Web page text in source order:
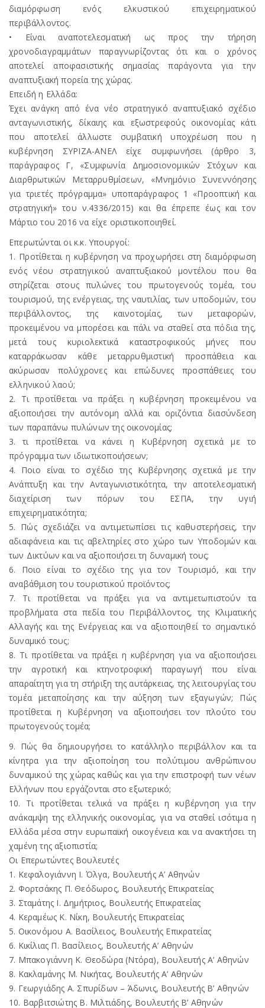
διαμόρφωση ενός ελκυστικού επιχειρηματικού
περιβάλλοντος.
• Είναι αναποτελεσματική ως προς την τήρηση
χρονοδιαγραμμάτων παραγνωρίζοντας ότι και ο χρόνος
αποτελεί αποφασιστικής σημασίας παράγοντα για την
αναπτυξιακή πορεία της χώρας.
Επειδή η Ελλάδα:
Έχει ανάγκη από ένα νέο στρατηγικό αναπτυξιακό σχέδιο
ανταγωνιστικής, δίκαιης και εξωστρεφούς οικονομίας κάτι
που αποτελεί άλλωστε συμβατική υποχρέωση που η
κυβέρνηση ΣΥΡΙΖΑ-ΑΝΕΛ είχε συμφωνήσει (άρθρο 3,
παράγραφος Γ, «Συμφωνία Δημοσιονομικών Στόχων και
Διαρθρωτικών Μεταρρυθμίσεων, «Μνημόνιο Συνεννόησης
για τριετές πρόγραμμα» υποπαράγραφος 1 «Προοπτική και
στρατηγική» του ν.4336/2015) και θα έπρεπε έως και τον
Μάρτιο του 2016 να είχε οριστικοποιηθεί.
Επερωτώνται οι κ.κ. Υπουργοί:
1. Προτίθεται η κυβέρνηση να προχωρήσει στη διαμόρφωση
ενός νέου στρατηγικού αναπτυξιακού μοντέλου που θα
στηρίζεται στους πυλώνες του πρωτογενούς τομέα, του
τουρισμού, της ενέργειας, της ναυτιλίας, των υποδομών, του
περιβάλλοντος, της καινοτομίας, των μεταφορών,
προκειμένου να μπορέσει και πάλι να σταθεί στα πόδια της,
μετά τους κυριολεκτικά καταστροφικούς μήνες που
καταρράκωσαν κάθε μεταρρυθμιστική προσπάθεια και
ακύρωσαν πολύχρονες και επώδυνες προσπάθειες του
ελληνικού λαού;
2. Τι προτίθεται να πράξει η κυβέρνηση προκειμένου να
αξιοποιήσει την αυτόνομη αλλά και οριζόντια διασύνδεση
των παραπάνω πυλώνων της οικονομίας;
3. τι προτίθεται να κάνει η Κυβέρνηση σχετικά με το
πρόγραμμα των ιδιωτικοποιήσεων;
4. Ποιο είναι το σχέδιο της Κυβέρνησης σχετικά με την
Ανάπτυξη και την Ανταγωνιστικότητα, την αποτελεσματική
διαχείριση των πόρων του ΕΣΠΑ, την υγιή
επιχειρηματικότητα;
5. Πώς σχεδιάζει να αντιμετωπίσει τις καθυστερήσεις, την
αδιαφάνεια και τις αβελτηρίες στο χώρο των Υποδομών και
των Δικτύων και να αξιοποιήσει τη δυναμική τους;
6. Ποιο είναι το σχέδιο της για τον Τουρισμό, και την
αναβάθμιση του τουριστικού προϊόντος;
7. Τι προτίθεται να πράξει για να αντιμετωπιστούν τα
προβλήματα στα πεδία του Περιβάλλοντος, της Κλιματικής
Αλλαγής και της Ενέργειας και να αξιοποιηθεί το σημαντικό
δυναμικό τους;
8. Τι προτίθεται να πράξει η κυβέρνηση για να αξιοποιήσει
την αγροτική και κτηνοτροφική παραγωγή που είναι
απαραίτητη για τη στήριξη της αυτάρκειας, της λειτουργίας του
τομέα μεταποίησης και την αύξηση των εξαγωγών; Πώς
προτίθεται η Κυβέρνηση να αξιοποιήσει τον πλούτο του
πρωτογενούς τομέα;
9. Πώς θα δημιουργήσει το κατάλληλο περιβάλλον και τα
κίνητρα για την αξιοποίηση του πολύτιμου ανθρώπινου
δυναμικού της χώρας καθώς και για την επιστροφή των νέων
Ελλήνων που εργάζονται στο εξωτερικό;
10. Τι προτίθεται τελικά να πράξει η κυβέρνηση για την
ανάκαμψη της ελληνικής οικονομίας, για να σταθεί ισότιμα η
Ελλάδα μέσα στην ευρωπαϊκή οικογένεια και να ανακτήσει τη
χαμένη της αξιοπιστία;
Οι Επερωτώντες Βουλευτές
1. Κεφαλογιάννη Ι. Όλγα, Βουλευτής Α’ Αθηνών
2. Φορτσάκης Π. Θεόδωρος, Βουλευτής Επικρατείας
3. Σταμάτης Ι. Δημήτριος, Βουλευτής Επικρατείας
4. Κεραμέως Κ. Νίκη, Βουλευτής Επικρατείας
5. Οικονόμου Α. Βασίλειος, Βουλευτής Επικρατείας
6. Κικίλιας Π. Βασίλειος, Βουλευτής Α’ Αθηνών
7. Μπακογιάννη Κ. Θεοδώρα (Ντόρα), Βουλευτής Α’ Αθηνών
8. Κακλαμάνης Μ. Νικήτας, Βουλευτής Α’ Αθηνών
9. Γεωργιάδης Α. Σπυρίδων – Άδωνις, Βουλευτής Β’ Αθηνών
10. Βαρβιτσιώτης Β. Μιλτιάδης, Βουλευτής Β’ Αθηνών